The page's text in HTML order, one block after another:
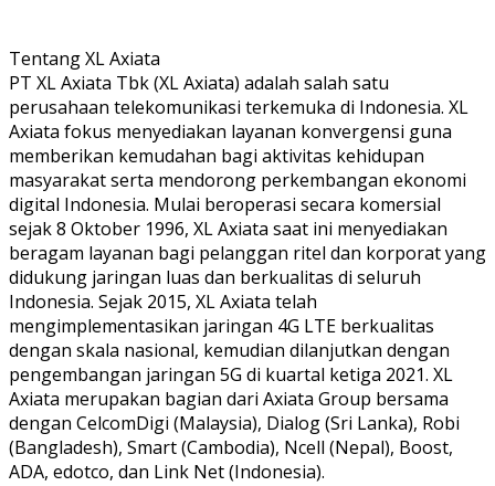
Tentang XL Axiata
PT XL Axiata Tbk (XL Axiata) adalah salah satu
perusahaan telekomunikasi terkemuka di Indonesia. XL
Axiata fokus menyediakan layanan konvergensi guna
memberikan kemudahan bagi aktivitas kehidupan
masyarakat serta mendorong perkembangan ekonomi
digital Indonesia. Mulai beroperasi secara komersial
sejak 8 Oktober 1996, XL Axiata saat ini menyediakan
beragam layanan bagi pelanggan ritel dan korporat yang
didukung jaringan luas dan berkualitas di seluruh
Indonesia. Sejak 2015, XL Axiata telah
mengimplementasikan jaringan 4G LTE berkualitas
dengan skala nasional, kemudian dilanjutkan dengan
pengembangan jaringan 5G di kuartal ketiga 2021. XL
Axiata merupakan bagian dari Axiata Group bersama
dengan CelcomDigi (Malaysia), Dialog (Sri Lanka), Robi
(Bangladesh), Smart (Cambodia), Ncell (Nepal), Boost,
ADA, edotco, dan Link Net (Indonesia).